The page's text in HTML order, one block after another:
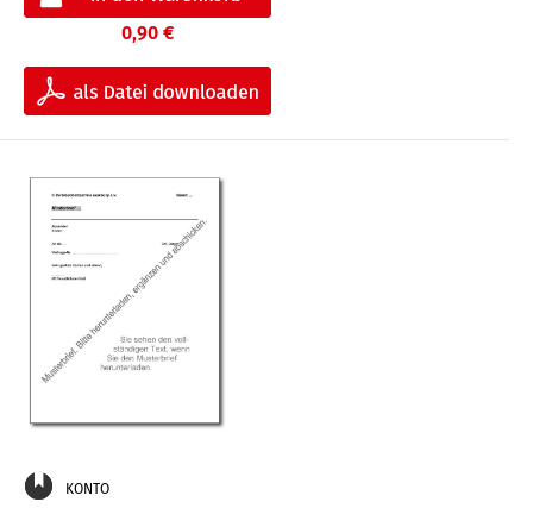
0,90 €
KONTO